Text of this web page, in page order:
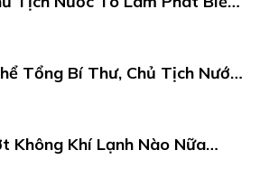
Tổng Bí Thư, Chủ Tịch Nước
Không Khí Lạnh Nào Nữa